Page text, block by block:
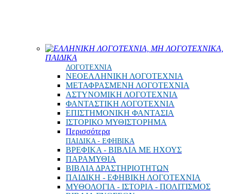
ΕΛΛΗΝΙΚΗ ΛΟΓΟΤΕΧΝΙΑ, ΜΗ ΛΟΓΟΤΕΧΝΙΚΑ,
ΠΑΙΔΙΚΑ
ΛΟΓΟΤΕΧΝΙΑ
ΝΕΟΕΛΛΗΝΙΚΗ ΛΟΓΟΤΕΧΝΙΑ
ΜΕΤΑΦΡΑΣΜΕΝΗ ΛΟΓΟΤΕΧΝΙΑ
ΑΣΤΥΝΟΜΙΚΗ ΛΟΓΟΤΕΧΝΙΑ
ΦΑΝΤΑΣΤΙΚΗ ΛΟΓΟΤΕΧΝΙΑ
ΕΠΙΣΤΗΜΟΝΙΚΗ ΦΑΝΤΑΣΙΑ
ΙΣΤΟΡΙΚΟ ΜΥΘΙΣΤΟΡΗΜΑ
Περισσότερα
ΠΑΙΔΙΚΑ - ΕΦΗΒΙΚΑ
ΒΡΕΦΙΚΑ - ΒΙΒΛΙΑ ΜΕ ΗΧΟΥΣ
ΠΑΡΑΜΥΘΙΑ
ΒΙΒΛΙΑ ΔΡΑΣΤΗΡΙΟΤΗΤΩΝ
ΠΑΙΔΙΚΗ - ΕΦΗΒΙΚΗ ΛΟΓΟΤΕΧΝΙΑ
ΜΥΘΟΛΟΓΙΑ - ΙΣΤΟΡΙΑ - ΠΟΛΙΤΙΣΜΟΣ